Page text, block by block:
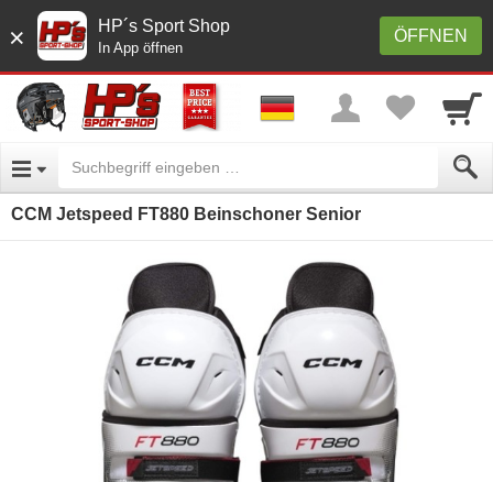
× ÖFFNEN
HP´s Sport Shop
In App öffnen
CCM Jetspeed FT880 Beinschoner Senior